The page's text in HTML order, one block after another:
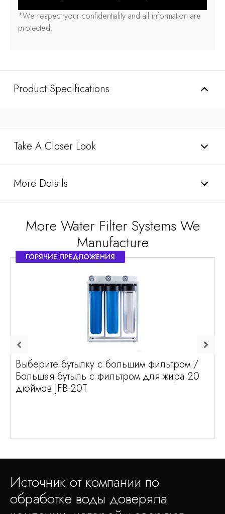
*We respect your confidentiality and all information are
protected.
Product Specifications
Take A Closer Look
More Details
More Water Filter Systems We
Manufacture
ГОРЯЧИЕ ПРЕДЛОЖЕНИЯ
Выберите бутылку с большим фильтром /
Большая бутыль с фильтром для жира 20
дюймов JFB-20T
Источник от компании по
обработке воды доверяла